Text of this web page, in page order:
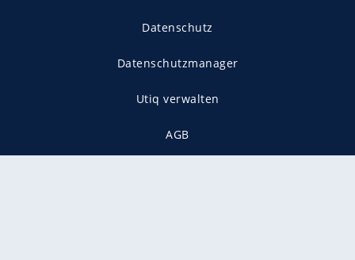
Datenschutz
Datenschutzmanager
Utiq verwalten
AGB